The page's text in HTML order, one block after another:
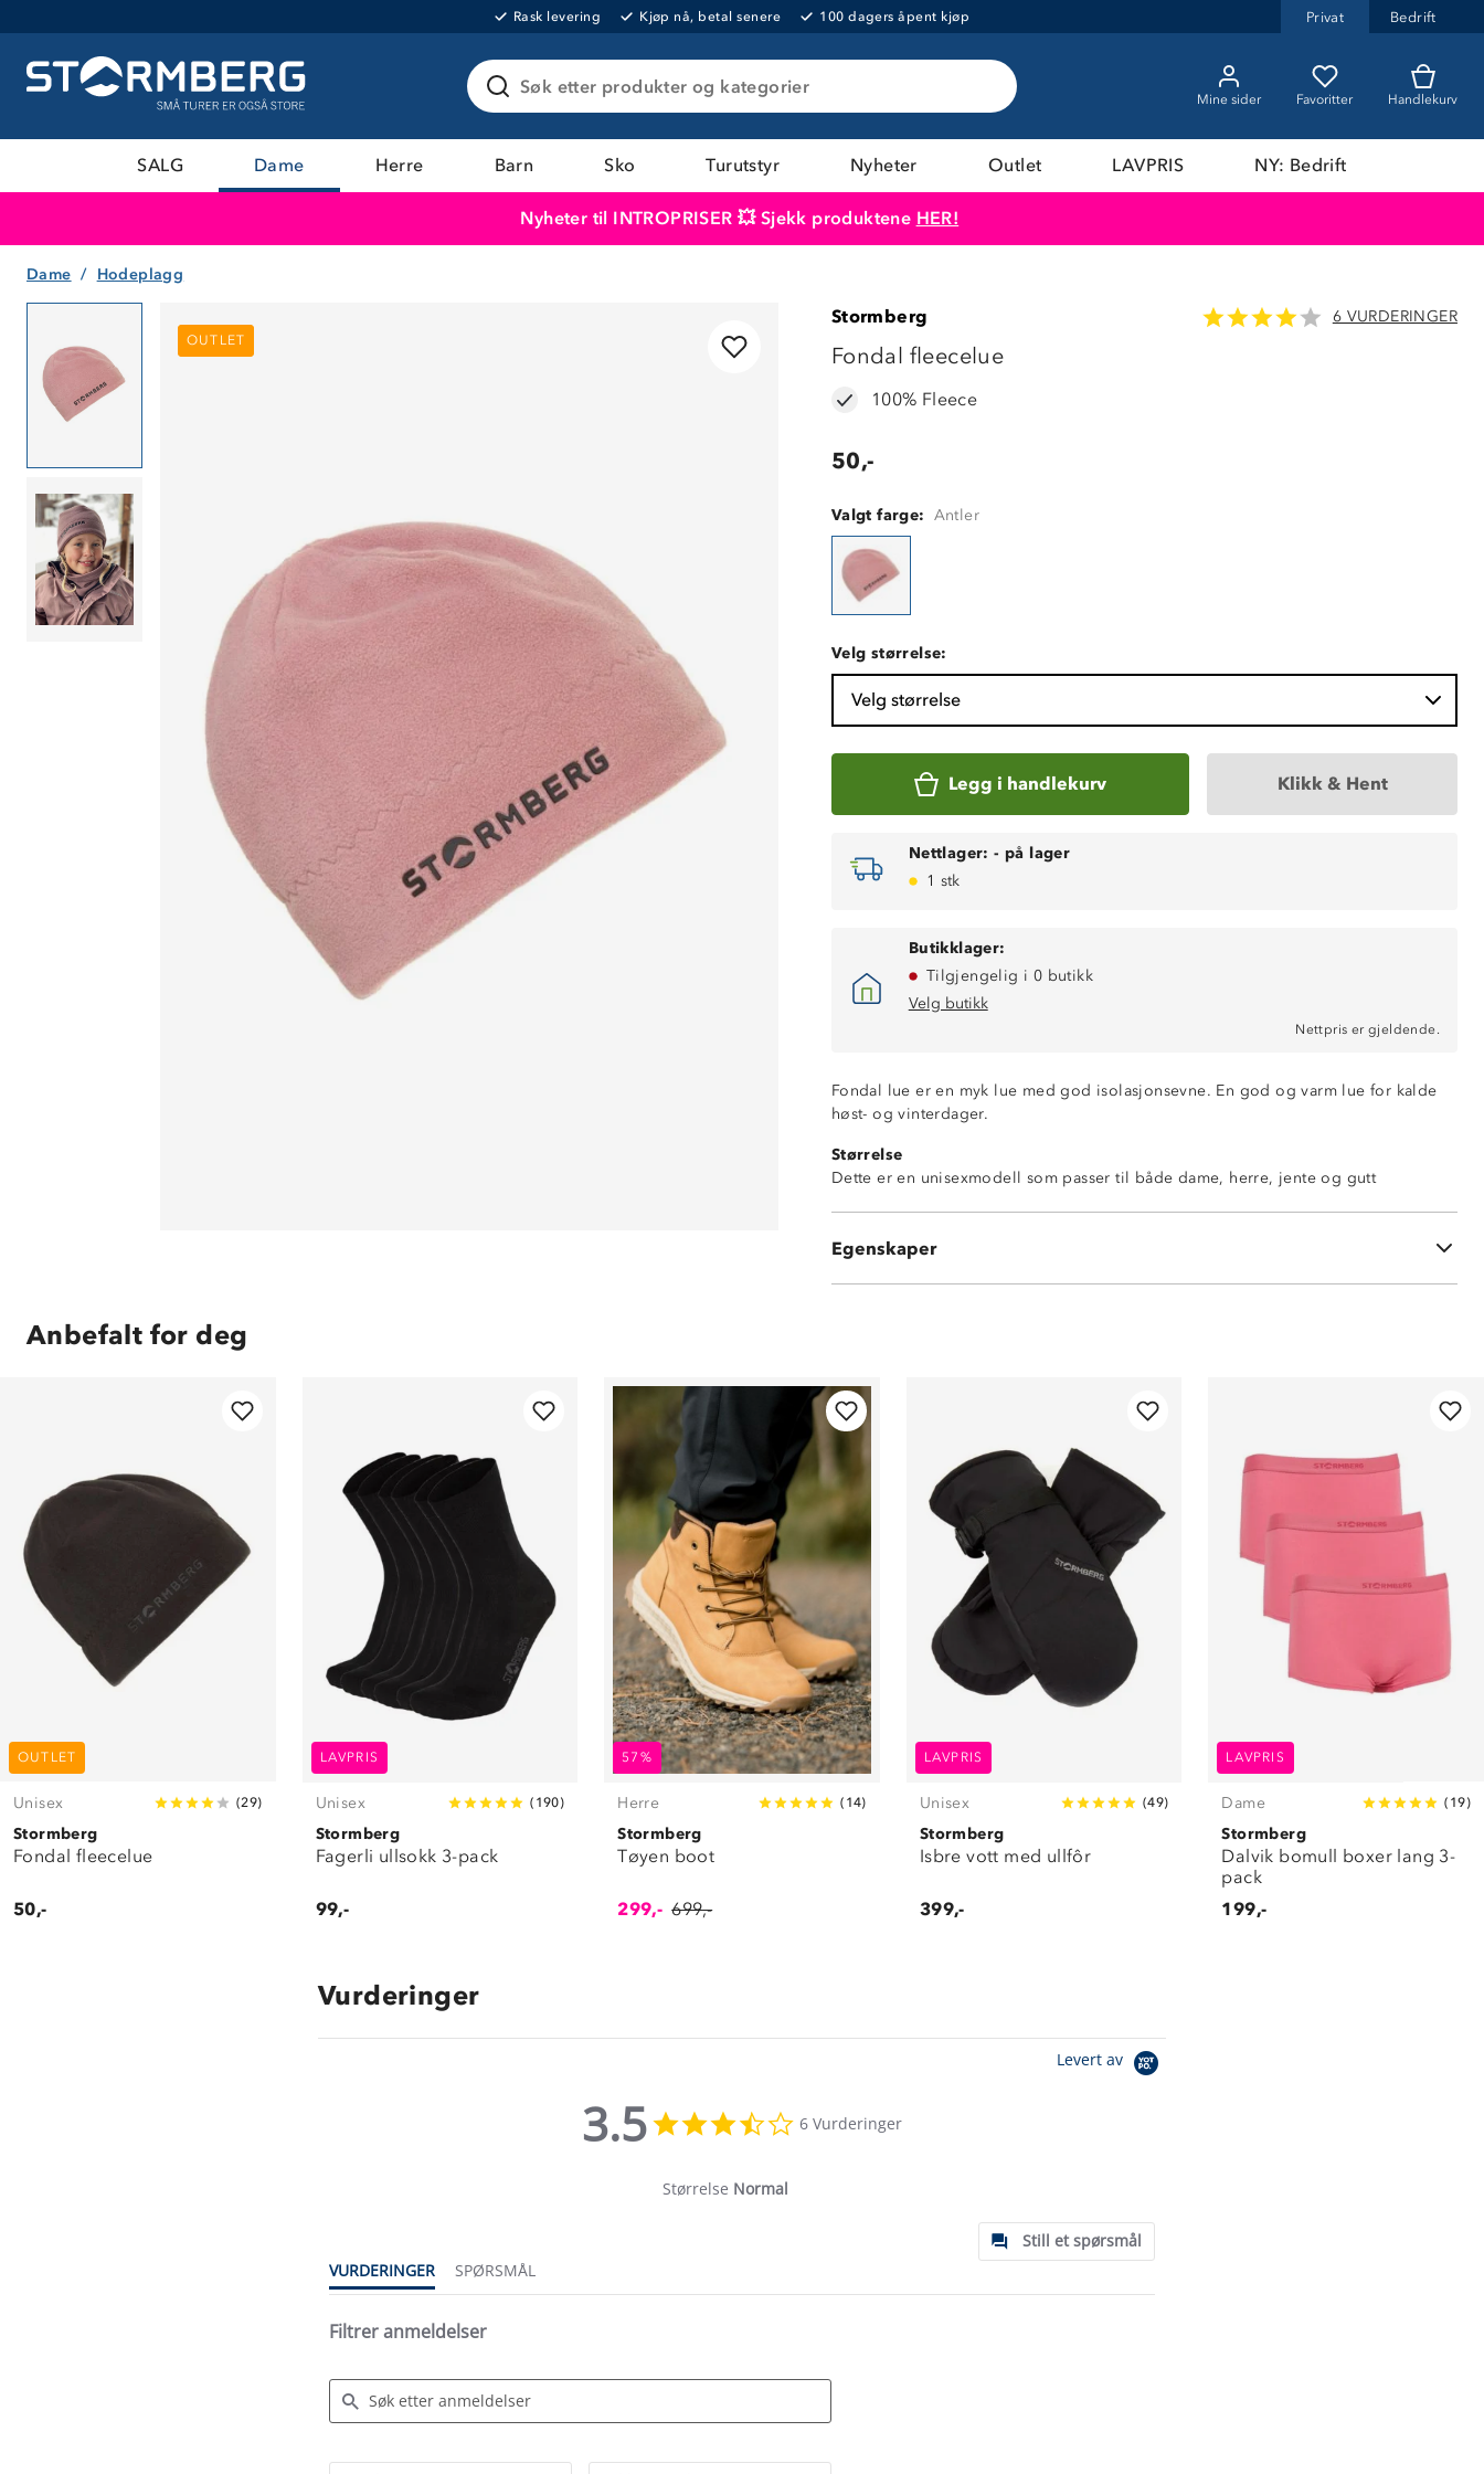
Rask levering Kjøp nå, betal senere 100 dagers åpent kjøp Privat Bedrift
Søk etter produkter og kategorier
Mine sider Favoritter Handlekurv
SALG Dame Herre Barn Sko Turutstyr Nyheter Outlet LAVPRIS NY: Bedrift
Nyheter til INTROPRISER 💥 Sjekk produktene HER!
Dame Hodeplagg
OUTLET
OUTLET
Stormberg 6 VURDERINGER
Fondal fleecelue
100% Fleece
50,-
Valgt farge: Antler
Velg størrelse:
Velg størrelse
Legg i handlekurv Klikk & Hent
Nettlager: - på lager
1 stk
Butikklager:
Tilgjengelig i 0 butikk
Velg butikk
Nettpris er gjeldende.
Fondal lue er en myk lue med god isolasjonsevne. En god og varm lue for kalde
høst- og vinterdager.
Størrelse
Dette er en unisexmodell som passer til både dame, herre, jente og gutt
Egenskaper
100% Fleece
Anbefalt for deg
OUTLET
Unisex (29)
Stormberg
Fondal fleecelue
50,-
LAVPRIS
Unisex ( 190)
Stormberg
Fagerli ullsokk 3-pack
99,-
57%
Herre ( 14)
Stormberg
Tøyen boot
299,- 699,-
LAVPRIS
Unisex (49)
Stormberg
Isbre vott med ullfôr
399,-
LAVPRIS
Dame ( 19)
Stormberg
Dalvik bomull boxer lang 3-
pack
199,-
Vurderinger
Levert av
3.5
star
6 Vurderinger
Størrelse Normal
Still et spørsmål
VURDERINGER
SPØRSMÅL
Filtrer anmeldelser